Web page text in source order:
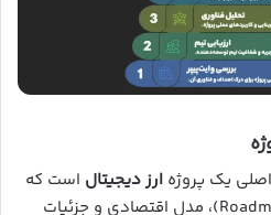
ارز دیجیتال است که
اهداف، فناوری، نقشه راه (Roadmap)، مدل اقتصادی و جزئیات